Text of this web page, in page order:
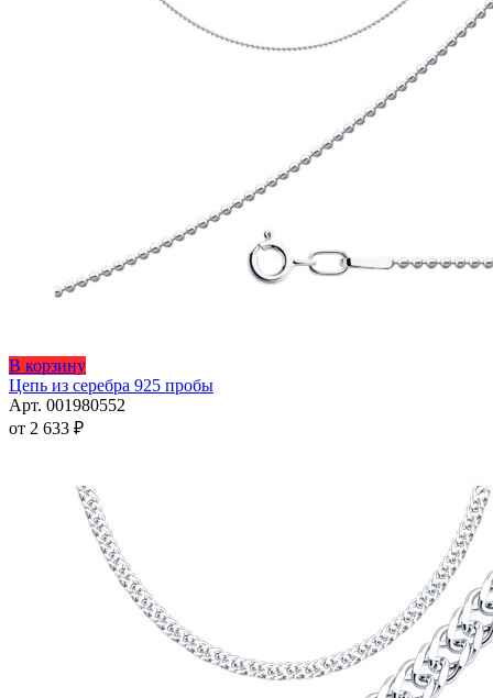
В корзинуЭтот
товар
имеет
можно
выбрать
на
странице
товара.
Цепь из серебра 925 пробы
Арт. 001980552
от 2 633 ₽